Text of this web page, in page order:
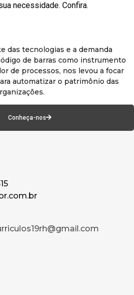
necessidade. Confira.
das tecnologias e a demanda
de barras como instrumento
de processos, nos levou a focar
automatizar o patrimônio das
Conheça-nos